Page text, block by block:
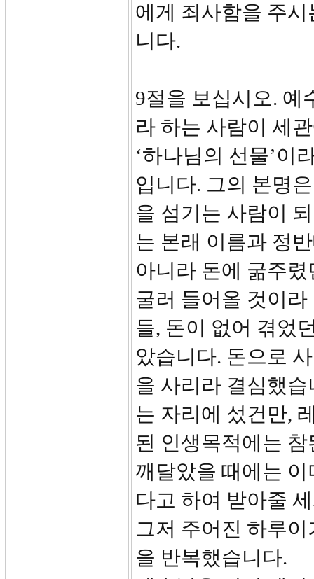
에게 죄사함을 주
니다.
9절을 보십시오. 예
라 하는 사람이 세
‘하나님의 선물’이
입니다. 그의 본명
을 섬기는 사람이
는 본래 이름과 정
아니라 돈에 굶주
굴러 들어올 것이
들, 돈이 없어 겪었
았습니다. 돈으로
을 사리라 결심했
는 자리에 섰건만,
된 인생목적에는
깨달았을 때에는
다고 하여 받아줄
그저 주어진 하루
을 반복했습니다.